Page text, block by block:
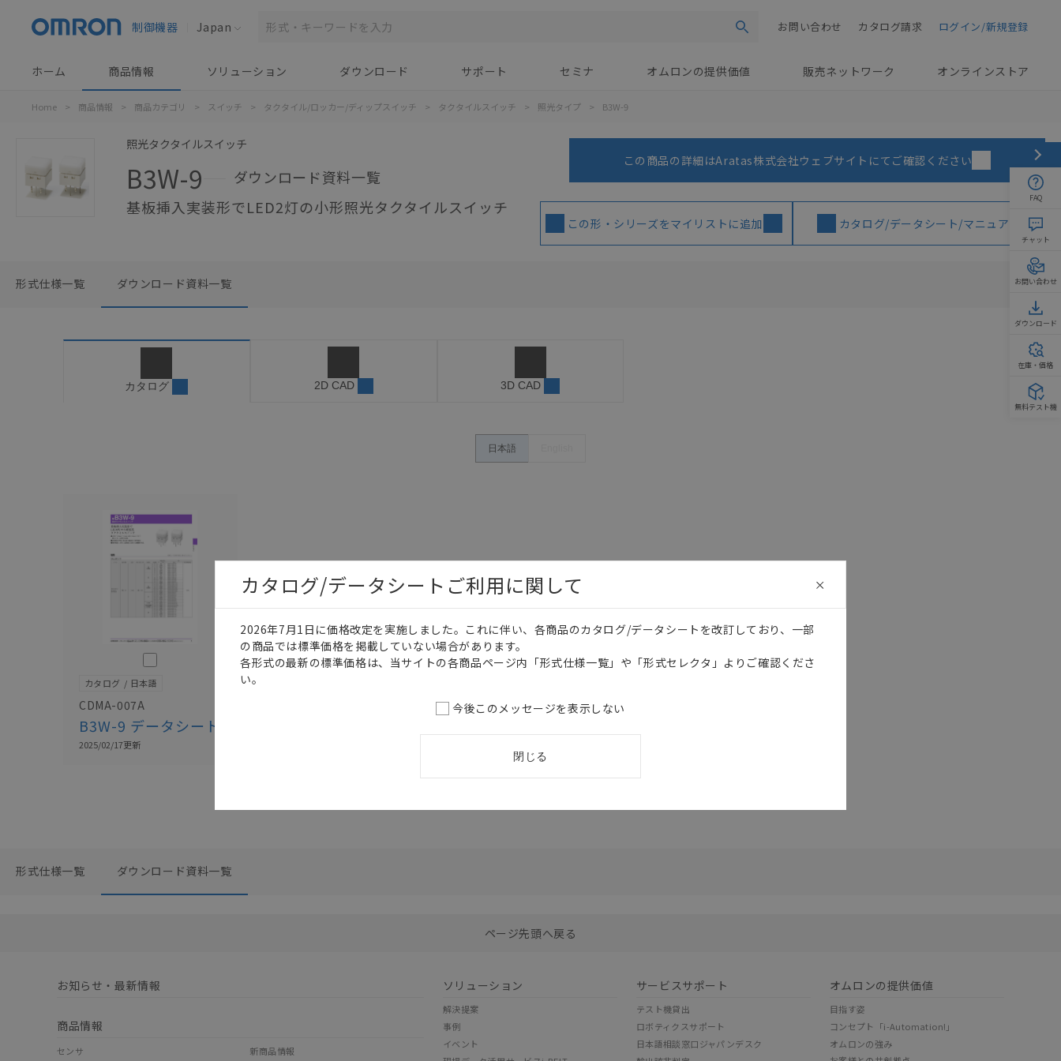
制御機器 Japan 検索 ログイン/新規登録
カタログ請求
お問い合わせ
ホーム 商品情報 ソリューション ダウンロード サポート セミナ オムロンの提供価値 販売ネットワーク オンラインストア
Home > 商品情報 > 商品カテゴリ > スイッチ > タクタイル/ロッカー/ディップスイッチ > タクタイルスイッチ > 照光タイプ > B3W-9
照光タクタイルスイッチ
B3W-9
ダウンロード資料一覧
基板挿入実装形でLED2灯の小形照光タクタイルスイッチ
この商品の詳細はAratas株式会社ウェブサイトにてご確認ください
この形・シリーズをマイリストに追加 カタログ/データシート/マニュアル
形式仕様一覧 ダウンロード資料一覧
カタログ 2D CAD 3D CAD
日本語
このカタログを選択
カタログ 日本語
CDMA-007A
B3W-9 データシート
2025/02/17更新
形式仕様一覧 ダウンロード資料一覧
ページ先頭へ戻る
お知らせ・最新情報
商品情報
センサ 新商品情報
ソリューション
解決提案
事例
イベント
サービスサポート
テスト機貸出
ロボティクスサポート
日本語相談窓口ジャパンデスク
オムロンの提供価値
目指す姿
コンセプト「i-Automation!」
オムロンの強み
FAQ
チャット
お問い合わせ
ダウンロード
在庫・価格
無料テスト機
カタログ/データシートご利用に関して
2026年7月1日に価格改定を実施しました。これに伴い、各商品のカタログ/データシートを改訂しており、一部
の商品では標準価格を掲載していない場合があります。
各形式の最新の標準価格は、当サイトの各商品ページ内「形式仕様一覧」や「形式セレクタ」よりご確認くださ
い。
今後このメッセージを表示しない
閉じる